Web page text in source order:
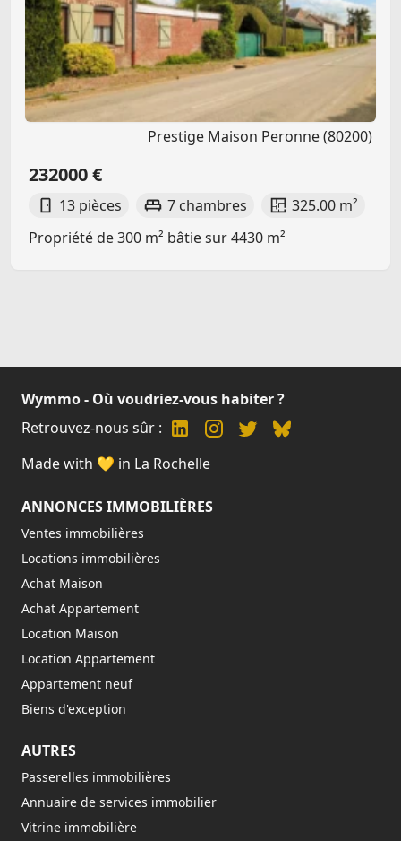
Prestige Maison Peronne (80200)
232000 €
13 pièces 7 chambres
325.00 m²
Propriété de 300 m² bâtie sur 4430 m²
Wymmo - Où voudriez-vous habiter ?
Retrouvez-nous sûr :
Made with 💛 in La Rochelle
ANNONCES IMMOBILIÈRES
Ventes immobilières
Locations immobilières
Achat Maison
Achat Appartement
Location Maison
Location Appartement
Appartement neuf
Biens d'exception
AUTRES
Passerelles immobilières
Annuaire de services immobilier
Vitrine immobilière